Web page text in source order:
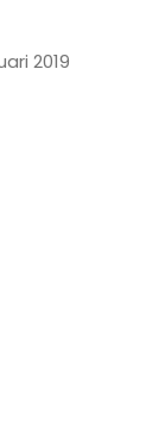
2019